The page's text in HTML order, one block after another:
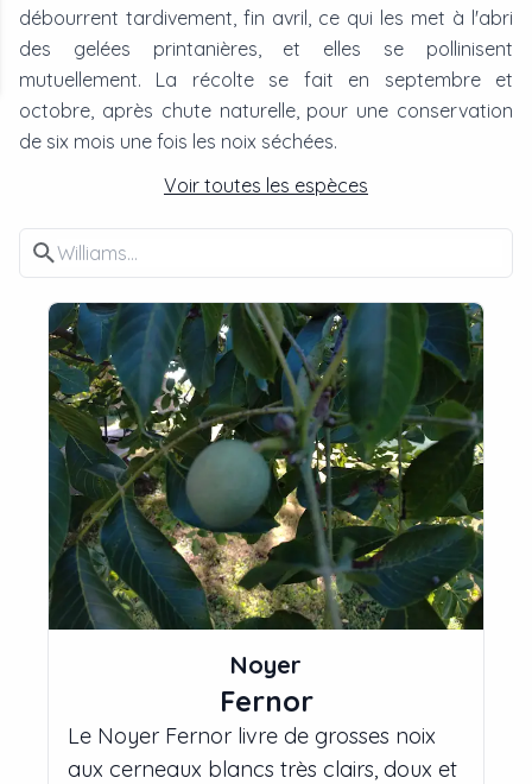
débourrent tardivement, fin avril, ce qui les met à l'abri
des gelées printanières, et elles se pollinisent
mutuellement. La récolte se fait en septembre et
octobre, après chute naturelle, pour une conservation
de six mois une fois les noix séchées.
Voir toutes les espèces
Noyer
Fernor
Le Noyer Fernor livre de grosses noix
aux cerneaux blancs très clairs, doux et